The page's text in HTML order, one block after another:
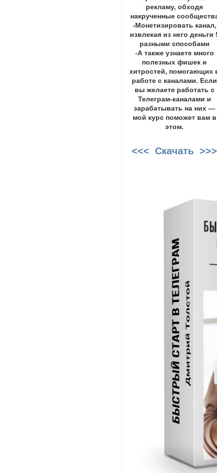
рекламу, обходя
накрученные
-Монетизировать канал,
извлекая из него деньги
разными способами
-А также узнаете много
полезных фишек и
хитростей, помогающих
работе с каналами. Если
вы желаете работать с
Телеграм-каналами и
зарабатывать на них —
мой курс поможет вам в
этом.
<<< Скачать >>>